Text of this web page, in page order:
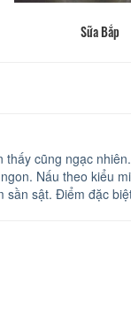
Sữa Bắp
cũng ngạc
Nấu theo kiểu
sật. Điểm đặc